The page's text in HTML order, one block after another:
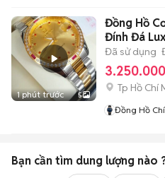
1 phút trước 5
Đồng Hồ
Đính Đá
Đã sử dụng
Tp Hồ Chí
Đồng Hồ
Bạn cần tìm dung lượng nào